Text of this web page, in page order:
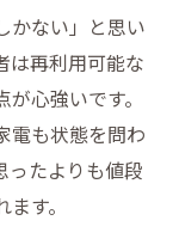
かない」と思い
は再利用可能な
心強いです。
電も状態を問わ
ったよりも値段
す。